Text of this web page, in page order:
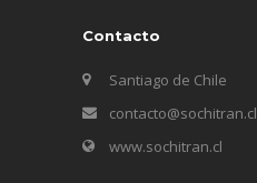
Contacto
Santiago de Chile
contacto@sochitran.cl
www.sochitran.cl